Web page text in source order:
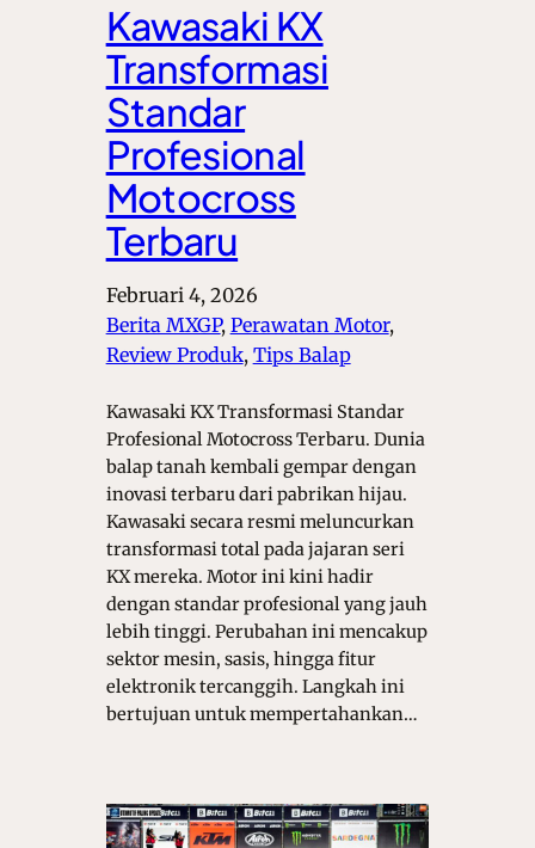
Kawasaki KX
Transformasi
Standar
Profesional
Motocross
Terbaru
Februari 4, 2026
Berita MXGP, Perawatan Motor ,
Review Produk, Tips Balap
Kawasaki KX Transformasi Standar
Profesional Motocross Terbaru. Dunia
balap tanah kembali gempar dengan
inovasi terbaru dari pabrikan hijau.
Kawasaki secara resmi meluncurkan
transformasi total pada jajaran seri
KX mereka. Motor ini kini hadir
dengan standar profesional yang jauh
lebih tinggi. Perubahan ini mencakup
sektor mesin, sasis, hingga fitur
elektronik tercanggih. Langkah ini
bertujuan untuk mempertahankan…